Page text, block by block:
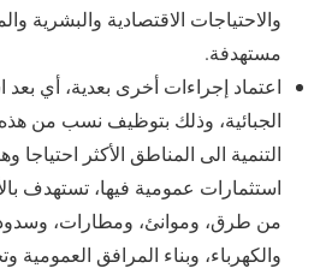
والاحتياجات الاقتصادية والبشرية
مستهدفة.
اعتماد إجراءات أخرى بعدية، أي بعد
الجبائية، وذلك بتوظيف نسب من هذه
التنمية الى المناطق الأكثر
استثمارات عمومية فيها، تستهدف
من طرق، وموانئ، ومطارات،
والكهرباء، وبناء المرافق العمومية